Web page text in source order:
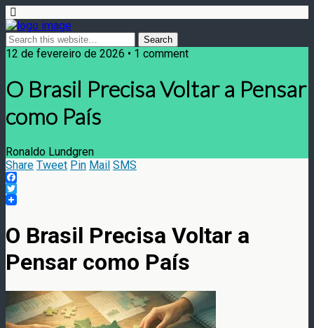
12 de fevereiro de 2026 • 1 comment
O Brasil Precisa Voltar a Pensar
como País
Ronaldo Lundgren
Share Tweet Pin Mail SMS
Facebook
Twitter
O Brasil Precisa Voltar a
Pensar como País